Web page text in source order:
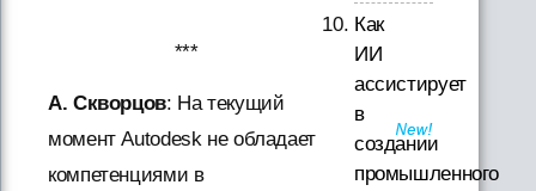
***
А. Скворцов: На текущий
момент Autodesk не обладает
компетенциями в
Как
ИИ
ассистирует
в
создании
промышленного